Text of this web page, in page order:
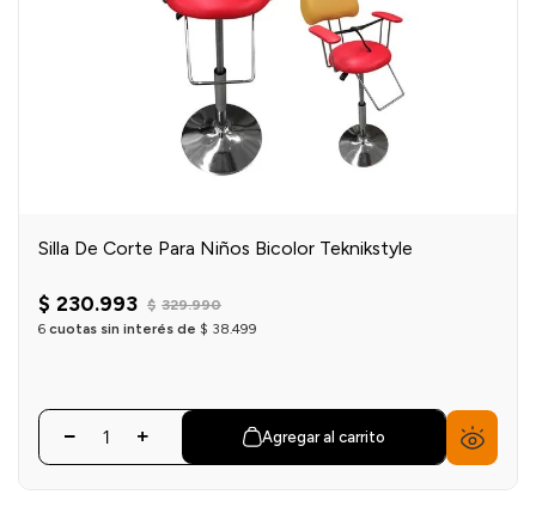
Silla De Corte Para Niños Bicolor Teknikstyle
$ 230.993 $ 329.990
6 cuotas sin interés de $ 38.499
Agregar al carrito